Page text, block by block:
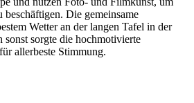
beschäftigen. Die gemeinsame
Wetter an der langen Tafel in der
sonst sorgte die hochmotivierte
allerbeste Stimmung.